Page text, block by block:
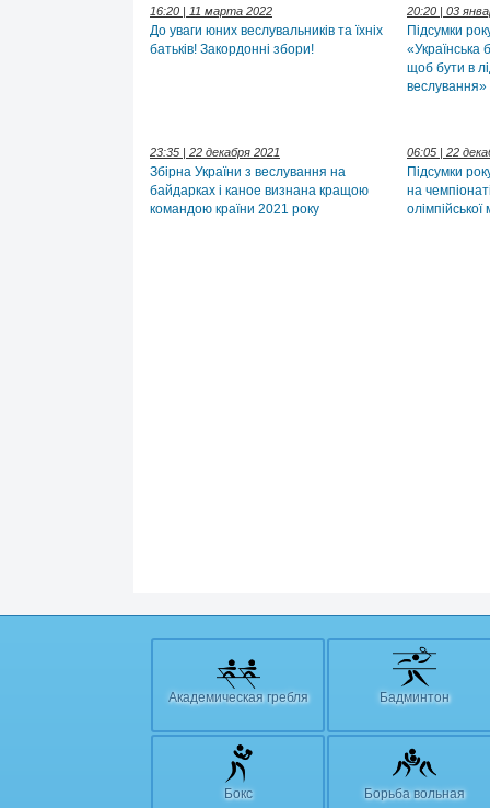
16:20 | 11 марта 2022
До уваги юних веслувальників та їхніх
батьків! Закордонні збори!
20:20 | 03
Підсумки
«Українська
щоб бути в
веслування»
23:35 | 22 декабря 2021
Збірна України з веслування на
байдарках і каное визнана кращою
командою країни 2021 року
06:05 | 22
Підсумки
на
Академическая гребля Бадминтон
Бокс Борьба вольная